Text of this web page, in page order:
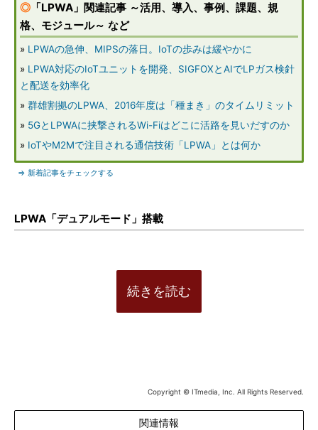
◎ 「LPWA」関連記事 ～活用、導入、事例、課題、規
格、モジュール～ など
» LPWAの急伸、MIPSの落日。IoTの歩みは緩やかに
» LPWA対応のIoTユニットを開発、SIGFOXとAIでLPガス検針
と配送を効率化
» 群雄割拠のLPWA、2016年度は「種まき」のタイムリミット
» 5GとLPWAに挟撃されるWi-Fiはどこに活路を見いだすのか
» IoTやM2Mで注目される通信技術「LPWA」とは何か
⇒ 新着記事をチェックする
LPWA「デュアルモード」搭載
続きを読む
Copyright © ITmedia, Inc. All Rights Reserved.
関連情報